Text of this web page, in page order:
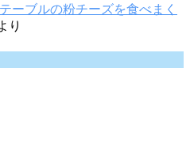
ーブルの粉チーズを食べまく
り